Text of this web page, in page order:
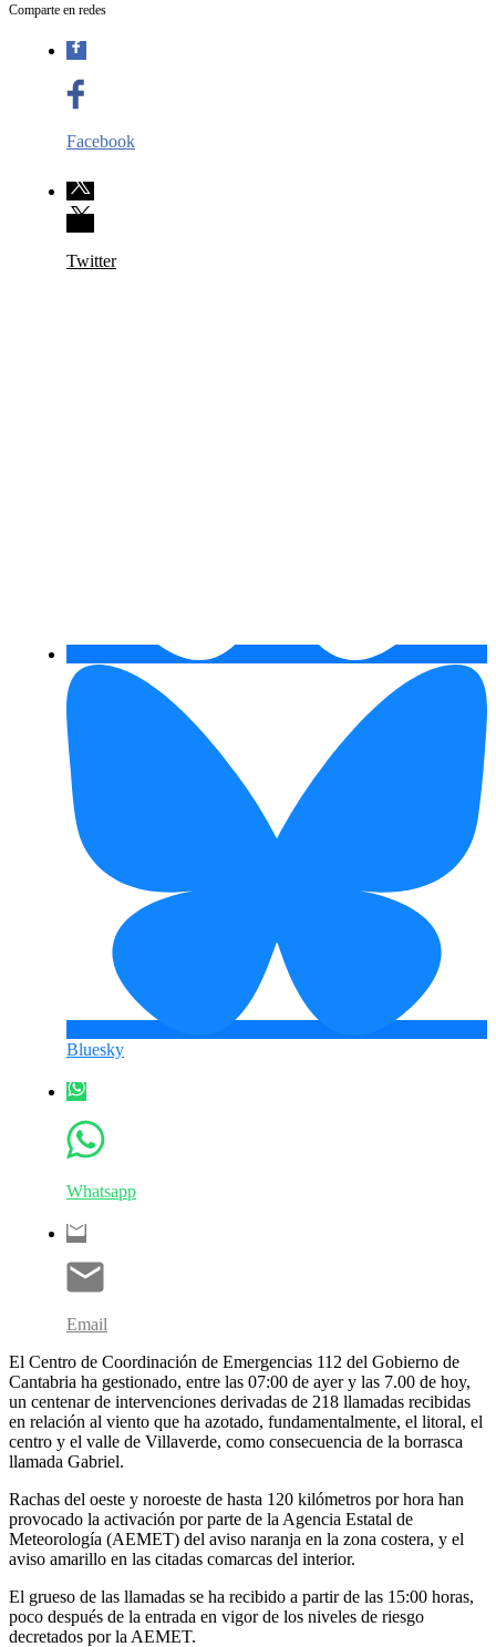
Comparte en redes
Facebook
Twitter
Bluesky
Whatsapp
Email
El Centro de Coordinación de Emergencias 112 del Gobierno de
Cantabria ha gestionado, entre las 07:00 de ayer y las 7.00 de hoy,
un centenar de intervenciones derivadas de 218 llamadas recibidas
en relación al viento que ha azotado, fundamentalmente, el litoral, el
centro y el valle de Villaverde, como consecuencia de la borrasca
llamada Gabriel.
Rachas del oeste y noroeste de hasta 120 kilómetros por hora han
provocado la activación por parte de la Agencia Estatal de
Meteorología (AEMET) del aviso naranja en la zona costera, y el
aviso amarillo en las citadas comarcas del interior.
El grueso de las llamadas se ha recibido a partir de las 15:00 horas,
poco después de la entrada en vigor de los niveles de riesgo
decretados por la AEMET.